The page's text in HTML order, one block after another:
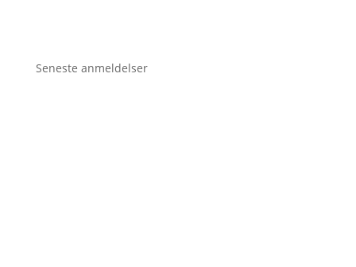
Seneste anmeldelser